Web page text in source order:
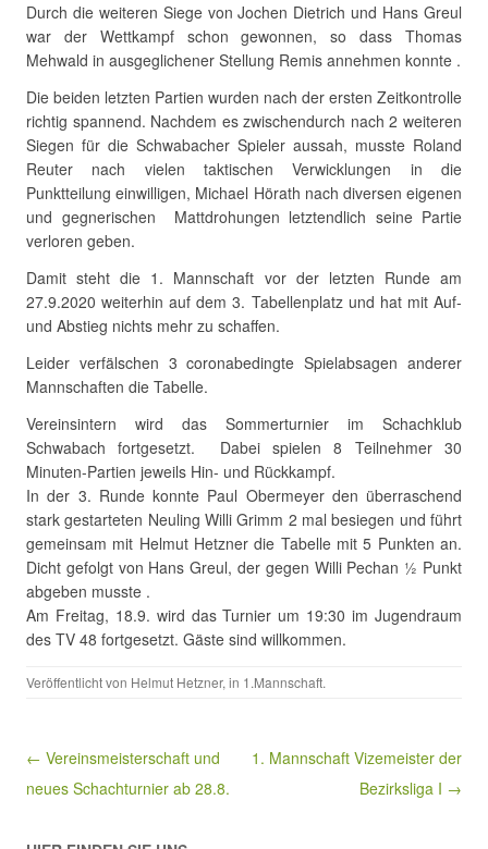
Durch die weiteren Siege von Jochen Dietrich und Hans Greul
war der Wettkampf schon gewonnen, so dass Thomas
Mehwald in ausgeglichener Stellung Remis annehmen konnte .
Die beiden letzten Partien wurden nach der ersten Zeitkontrolle
richtig spannend. Nachdem es zwischendurch nach 2 weiteren
Siegen für die Schwabacher Spieler aussah, musste Roland
Reuter nach vielen taktischen Verwicklungen in die
Punktteilung einwilligen, Michael Hörath nach diversen eigenen
und gegnerischen Mattdrohungen letztendlich seine Partie
verloren geben.
Damit steht die 1. Mannschaft vor der letzten Runde am
27.9.2020 weiterhin auf dem 3. Tabellenplatz und hat mit Auf-
und Abstieg nichts mehr zu schaffen.
Leider verfälschen 3 coronabedingte Spielabsagen anderer
Mannschaften die Tabelle.
Vereinsintern wird das Sommerturnier im Schachklub
Schwabach fortgesetzt. Dabei spielen 8 Teilnehmer 30
Minuten-Partien jeweils Hin- und Rückkampf.
In der 3. Runde konnte Paul Obermeyer den überraschend
stark gestarteten Neuling Willi Grimm 2 mal besiegen und führt
gemeinsam mit Helmut Hetzner die Tabelle mit 5 Punkten an.
Dicht gefolgt von Hans Greul, der gegen Willi Pechan ½ Punkt
abgeben musste .
Am Freitag, 18.9. wird das Turnier um 19:30 im Jugendraum
des TV 48 fortgesetzt. Gäste sind willkommen.
Veröffentlicht von Helmut Hetzner, in 1.Mannschaft.
Beitragsnavigation
← Vereinsmeisterschaft und
neues Schachturnier ab 28.8.
1. Mannschaft Vizemeister der
Bezirksliga I →